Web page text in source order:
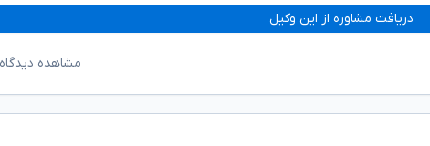
دریافت مشاوره از این وکیل
مشاهده